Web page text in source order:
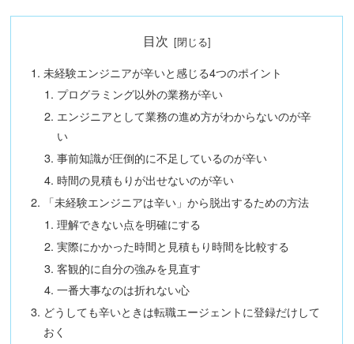
目次
未経験エンジニアが辛いと感じる4つのポイント
プログラミング以外の業務が辛い
エンジニアとして業務の進め方がわからないのが辛
い
事前知識が圧倒的に不足しているのが辛い
時間の見積もりが出せないのが辛い
「未経験エンジニアは辛い」から脱出するための方法
理解できない点を明確にする
実際にかかった時間と見積もり時間を比較する
客観的に自分の強みを見直す
一番大事なのは折れない心
どうしても辛いときは転職エージェントに登録だけして
おく